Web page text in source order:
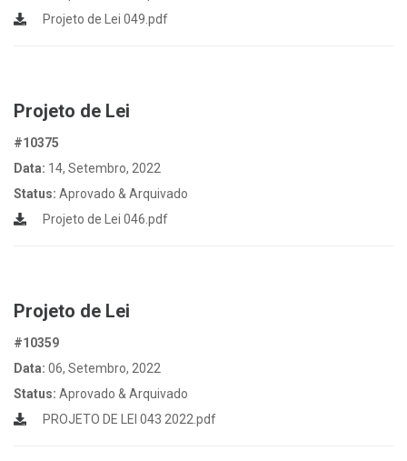
Projeto de Lei 049.pdf
Projeto de Lei
#10375
Data: 14, Setembro, 2022
Status: Aprovado & Arquivado
Projeto de Lei 046.pdf
Projeto de Lei
#10359
Data: 06, Setembro, 2022
Status: Aprovado & Arquivado
PROJETO DE LEI 043 2022.pdf